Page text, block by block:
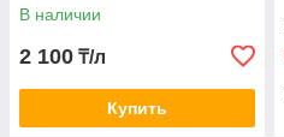
В наличии
2 100 ₸/л
Купить